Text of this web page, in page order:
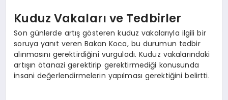
Kuduz Vakaları ve Tedbirler
Son günlerde artış gösteren kuduz vakalarıyla ilgili bir
soruya yanıt veren Bakan Koca, bu durumun tedbir
alınmasını gerektirdiğini vurguladı. Kuduz vakalarındaki
artışın ötanazi gerektirip gerektirmediği konusunda
insani değerlendirmelerin yapılması gerektiğini belirtti.